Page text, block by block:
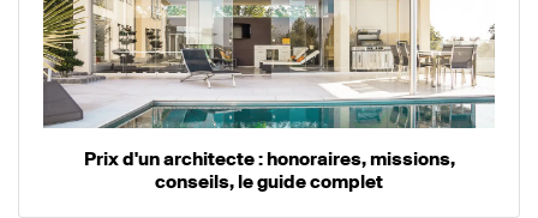
Prix d'un architecte : honoraires, missions,
conseils, le guide complet